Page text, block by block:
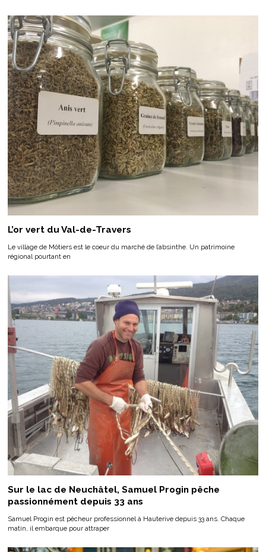
L’or vert du Val-de-Travers
Le village de Môtiers est le coeur du marché de l’absinthe. Un patrimoine
régional pourtant en
Sur le lac de Neuchâtel, Samuel Progin pêche
passionnément depuis 33 ans
Samuel Progin est pêcheur professionnel à Hauterive depuis 33 ans. Chaque
matin, il embarque pour attraper